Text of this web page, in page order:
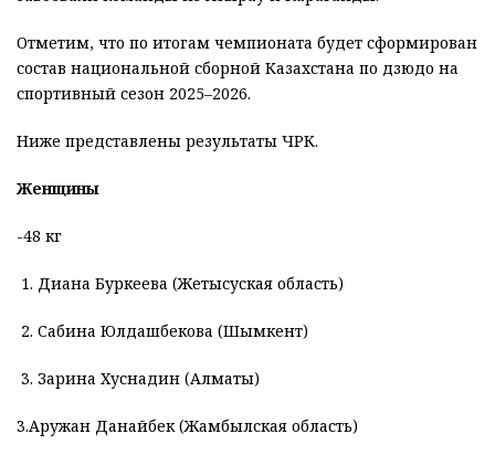
Отметим, что по итогам чемпионата будет сформирован
состав национальной сборной Казахстана по дзюдо на
спортивный сезон 2025–2026.
Ниже представлены результаты ЧРК.
Женщины
-48 кг
1. Диана Буркеева (Жетысуская область)
2. Сабина Юлдашбекова (Шымкент)
3. Зарина Хуснадин (Алматы)
3.Аружан Данайбек (Жамбылская область)